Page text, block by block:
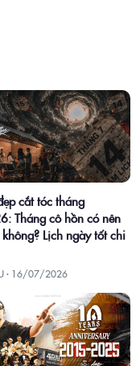
cắt tóc tháng
Tháng cô hồn có nên
Lịch ngày tốt chi
· 16/07/2026